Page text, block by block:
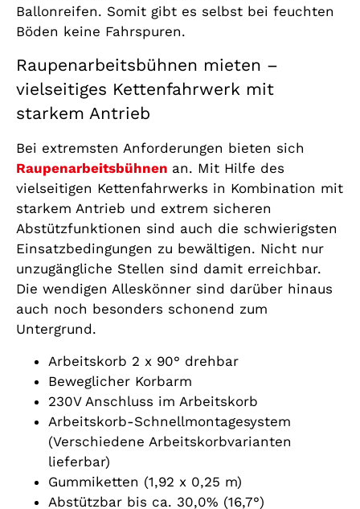
Ballonreifen. Somit gibt es selbst bei feuchten
Böden keine Fahrspuren.
Raupenarbeitsbühnen mieten –
vielseitiges Kettenfahrwerk mit
starkem Antrieb
Bei extremsten Anforderungen bieten sich
Raupenarbeitsbühnen an. Mit Hilfe des
vielseitigen Kettenfahrwerks in Kombination mit
starkem Antrieb und extrem sicheren
Abstützfunktionen sind auch die schwierigsten
Einsatzbedingungen zu bewältigen. Nicht nur
unzugängliche Stellen sind damit erreichbar.
Die wendigen Alleskönner sind darüber hinaus
auch noch besonders schonend zum
Untergrund.
Arbeitskorb 2 x 90° drehbar
Beweglicher Korbarm
230V Anschluss im Arbeitskorb
Arbeitskorb-Schnellmontagesystem
(Verschiedene Arbeitskorbvarianten
lieferbar)
Gummiketten (1,92 x 0,25 m)
Abstützbar bis ca. 30,0% (16,7°)